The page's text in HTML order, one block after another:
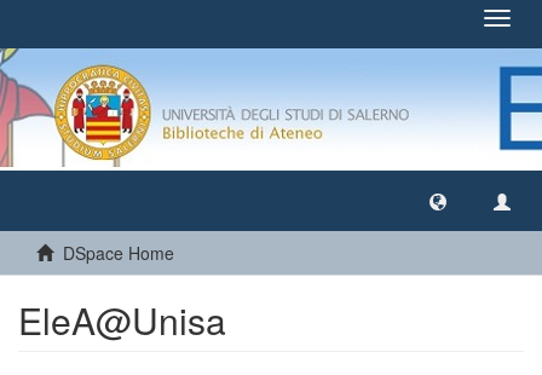
DSpace Home
EleA@Unisa